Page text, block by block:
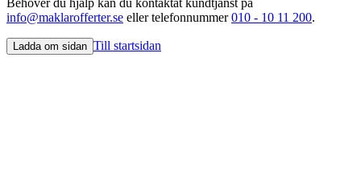
info@maklarofferter.se eller telefonnummer010 - 10 11 200.
Ladda om sidan Till startsidan